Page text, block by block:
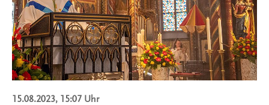
15.08.2023, 15:07 Uhr